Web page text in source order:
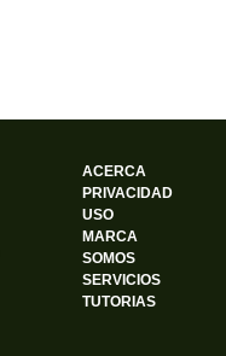
ACERCA
PRIVACIDAD
USO
MARCA
SOMOS
SERVICIOS
TUTORIAS